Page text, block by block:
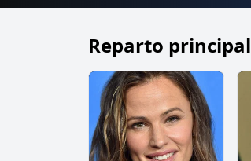
Reparto principal